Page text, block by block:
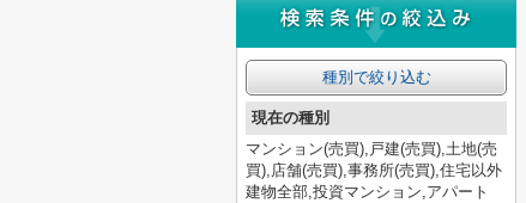
種別で絞り込む
現在の種別
マンション(売買),戸建(売買),土地(売
買),店舗(売買),事務所(売買),住宅以外
建物全部,投資マンション,アパート